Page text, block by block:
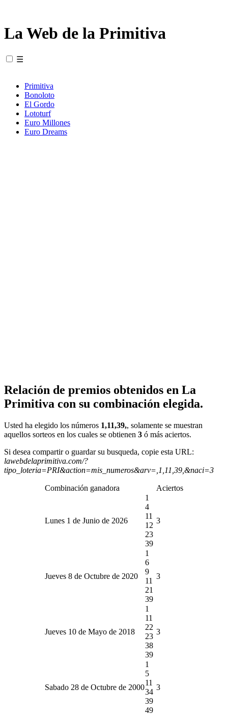
La Web de la Primitiva
☰
Primitiva
Bonoloto
El Gordo
Lototurf
Euro Millones
Euro Dreams
Relación de premios obtenidos en La
Primitiva con su combinación elegida.
Usted ha elegido los números 1,11,39,, solamente se muestran
aquellos sorteos en los cuales se obtienen 3 ó más aciertos.
Si desea compartir o guardar su busqueda, copie esta URL:
lawebdelaprimitiva.com/?
tipo_loteria=PRI&action=mis_numeros&arv=,1,11,39,&naci=3
Combinación ganadora Aciertos
Lunes 1 de Junio de 2026
1
4
11
12
23
39
3
Jueves 8 de Octubre de 2020
1
6
9
11
21
39
3
Jueves 10 de Mayo de 2018
1
11
22
23
38
39
3
Sabado 28 de Octubre de 2000
1
5
11
34
39
49
3